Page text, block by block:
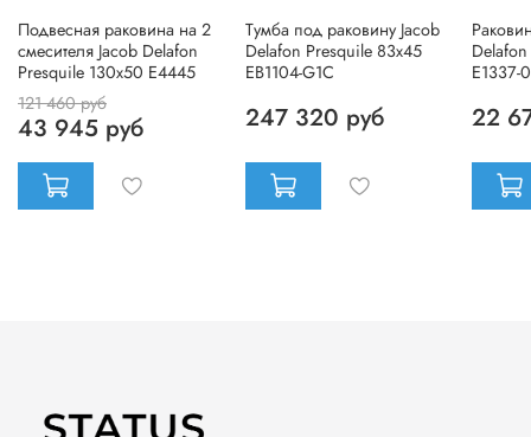
Подвесная раковина на 2
смесителя Jacob Delafon
Presquile 130x50 E4445
121 460 руб
43 945 руб
Тумба под раковину Jacob
Delafon Presquile 83x45
EB1104-G1C
247 320 руб
E1337-
22